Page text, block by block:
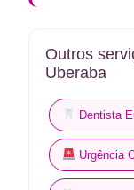
Outros
Uberaba
Dentista
Urgência